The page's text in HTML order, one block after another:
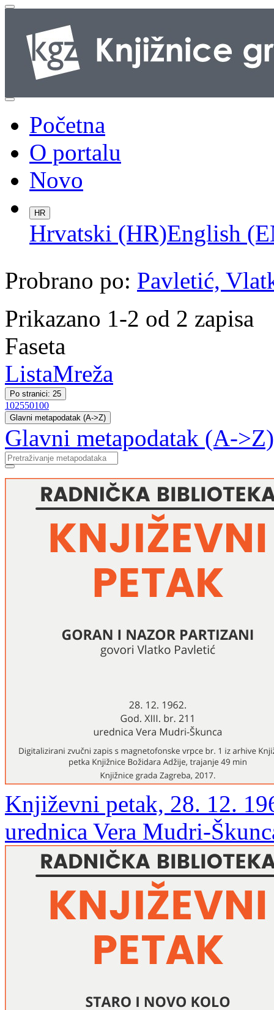
Početna
O portalu
Novo
HR
Hrvatski (HR)English
Probrano po: Pavletić,
Prikazano 1-2 od 2 zapisa
Faseta
ListaMreža
Po stranici: 25
102550100
Glavni metapodatak (A->Z)
Glavni metapodatak (A->Z)
Književni petak, 28. 12.
urednica Vera Mudri-